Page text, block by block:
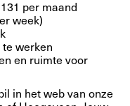
per maand
week)
werken
en ruimte voor
in het web van onze